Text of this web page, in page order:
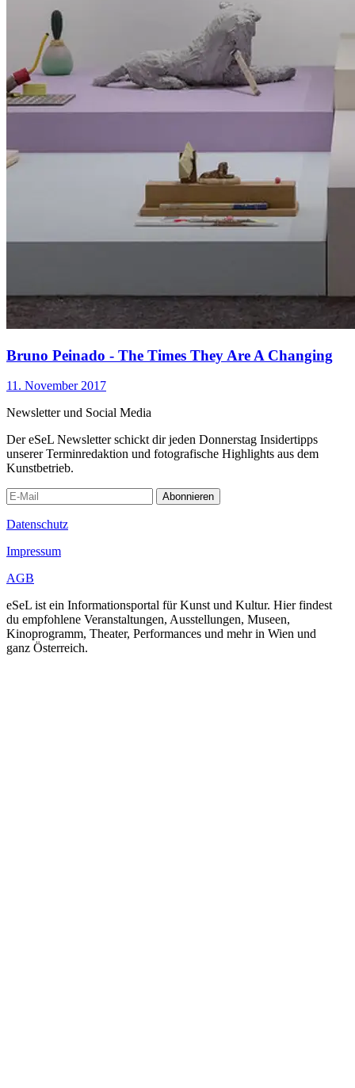
Bruno Peinado - The Times They Are A Changing
11. November 2017
Newsletter und Social Media
Der eSeL Newsletter schickt dir jeden Donnerstag Insidertipps
unserer Terminredaktion und fotografische Highlights aus dem
Kunstbetrieb.
Abonnieren
Datenschutz
Impressum
AGB
eSeL ist ein Informationsportal für Kunst und Kultur. Hier findest
du empfohlene Veranstaltungen, Ausstellungen, Museen,
Kinoprogramm, Theater, Performances und mehr in Wien und
ganz Österreich.